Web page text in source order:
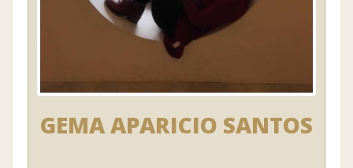
GEMA APARICIO SANTOS